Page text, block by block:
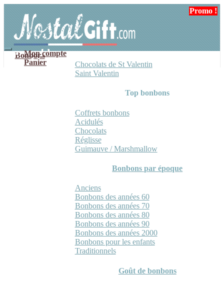
navigation
contenu
Mon compte
Panier
Bonbons
Chocolats de St Valentin
Saint Valentin
Top bonbons
Coffrets bonbons
Acidulés
Chocolats
Réglisse
Guimauve / Marshmallow
Bonbons par époque
Anciens
Bonbons des années 60
Bonbons des années 70
Bonbons des années 80
Bonbons des années 90
Bonbons des années 2000
Bonbons pour les enfants
Traditionnels
Goût de bonbons
Promo !
Promo !